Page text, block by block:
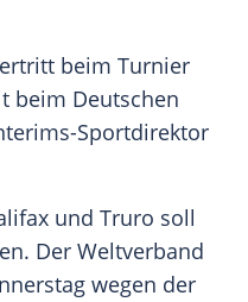
beim Turnier
beim Deutschen
Sportdirektor
und Truro soll
Der Weltverband
wegen der